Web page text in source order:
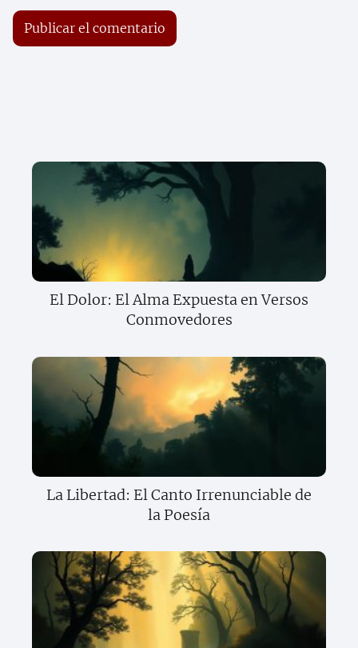
El Dolor: El Alma Expuesta en Versos
Conmovedores
La Libertad: El Canto Irrenunciable de
la Poesía